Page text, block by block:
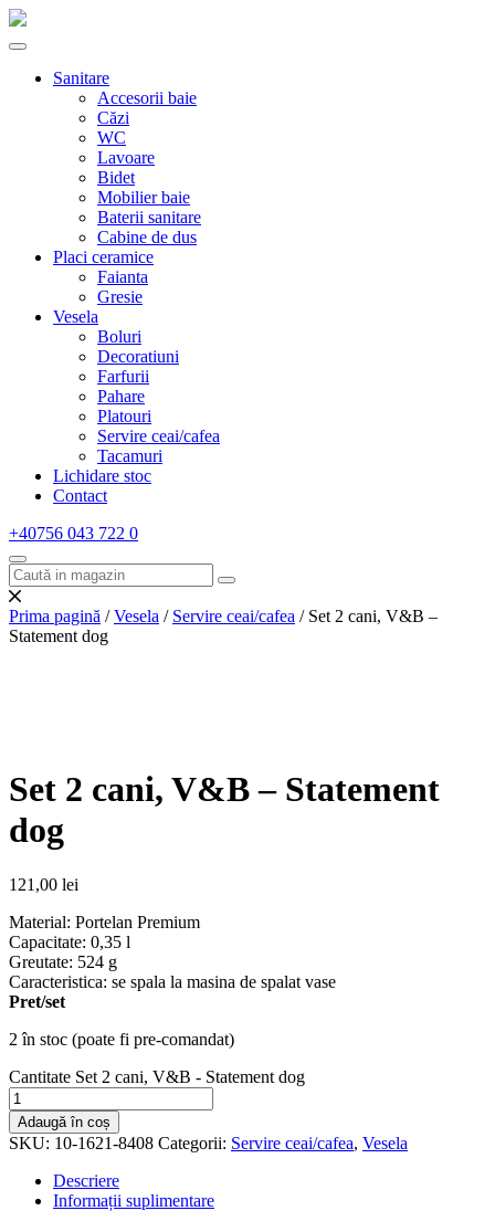
Sanitare
Accesorii baie
Căzi
WC
Lavoare
Bidet
Mobilier baie
Baterii sanitare
Cabine de dus
Placi ceramice
Faianta
Gresie
Vesela
Boluri
Decoratiuni
Farfurii
Pahare
Platouri
Servire ceai/cafea
Tacamuri
Lichidare stoc
Contact
+40756 043 722 0
Prima pagină /Vesela / Servire ceai/cafea / Set 2 cani, V&B –
Statement dog
Set 2 cani, V&B – Statement
dog
121,00 lei
Material: Portelan Premium
Capacitate: 0,35 l
Greutate: 524 g
Caracteristica: se spala la masina de spalat vase
Pret/set
2 în stoc (poate fi pre-comandat)
Cantitate Set 2 cani, V&B - Statement dog
Adaugă în coș
SKU: 10-1621-8408 Categorii: Servire ceai/cafea, Vesela
Descriere
Informații suplimentare